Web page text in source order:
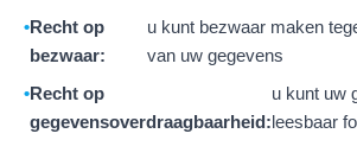
Recht op
bezwaar:
u kunt bezwaar maken
van uw gegevens
Recht op
gegevensoverdraagbaarheid:
u kunt uw
leesbaar